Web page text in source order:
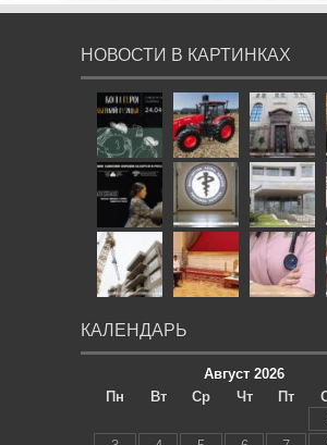
НОВОСТИ В КАРТИНКАХ
КАЛЕНДАРЬ
Август 2026
Пн
Вт Ср Чт Пт